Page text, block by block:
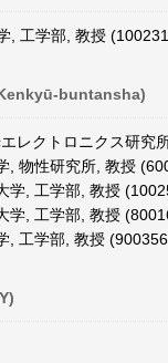
, 工学部, 教授
buntansha)
レクトロニクス研究
, 物性研究所, 教授
学, 工学部, 教授
学, 工学部, 教授
, 工学部, 教授